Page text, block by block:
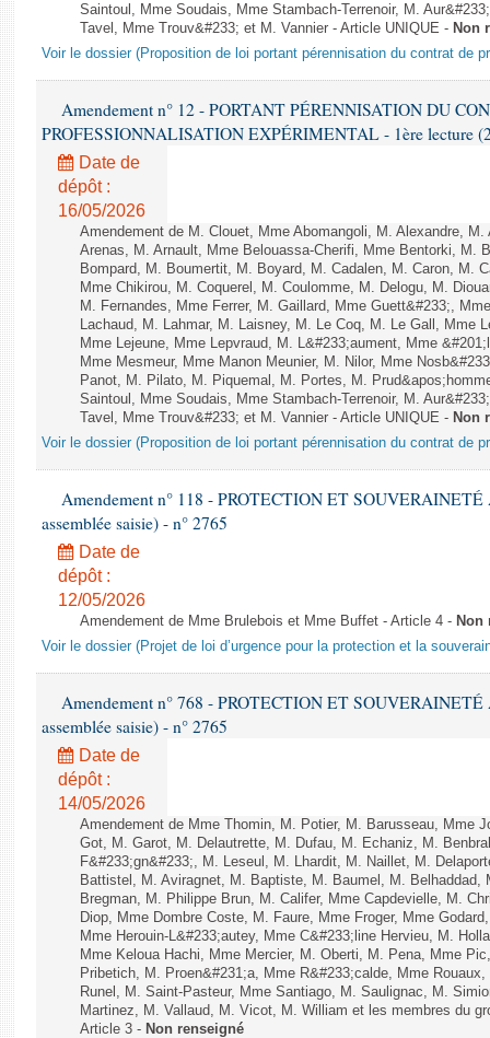
Dossiers législatifs
Budget et sécurité sociale
Questions écrites et orales
Saintoul, Mme Soudais, Mme Stambach-Terrenoir, M.
Tavel, Mme Trouv&#233; et M. Vannier - Article UNIQUE - Non
Voir le dossier (Proposition de loi portant pérennisation du contrat de
Amendement n° 12 - PORTANT PÉRENNISATION DU
PROFESSIONNALISATION EXPÉRIMENTAL - 1ère lecture
Date de
dépôt :
16/05/2026
Amendement de M. Clouet, Mme Abomangoli, M. Alexandre,
Arenas, M. Arnault, Mme Belouassa-Cherifi, Mme Bentorki, M.
Bompard, M. Boumertit, M. Boyard, M. Cadalen, M. Caron, M.
Mme Chikirou, M. Coquerel, M. Coulomme, M. Delogu, M.
M. Fernandes, Mme Ferrer, M. Gaillard, Mme Guett&#233;,
Lachaud, M. Lahmar, M. Laisney, M. Le Coq, M. Le Gall, Mme
Mme Lejeune, Mme Lepvraud, M. L&#233;aument, Mme
Mme Mesmeur, Mme Manon Meunier, M. Nilor, Mme
Panot, M. Pilato, M. Piquemal, M. Portes, M.
Saintoul, Mme Soudais, Mme Stambach-Terrenoir, M.
Tavel, Mme Trouv&#233; et M. Vannier - Article UNIQUE - Non
Voir le dossier (Proposition de loi portant pérennisation du contrat de
Amendement n° 118 - PROTECTION ET SOUVERAINETÉ
assemblée saisie) - n° 2765
Date de
dépôt :
12/05/2026
Amendement de Mme Brulebois et Mme Buffet - Article 4 - Non
Voir le dossier (Projet de loi d’urgence pour la protection et la
Amendement n° 768 - PROTECTION ET SOUVERAINETÉ
assemblée saisie) - n° 2765
Date de
dépôt :
14/05/2026
Amendement de Mme Thomin, M. Potier, M. Barusseau, Mme
Got, M. Garot, M. Delautrette, M. Dufau, M. Echaniz, M.
F&#233;gn&#233;, M. Leseul, M. Lhardit, M. Naillet, M.
Battistel, M. Aviragnet, M. Baptiste, M. Baumel, M. Belhaddad,
Bregman, M. Philippe Brun, M. Califer, Mme Capdevielle, M.
Diop, Mme Dombre Coste, M. Faure, Mme Froger, Mme
Mme Herouin-L&#233;autey, Mme C&#233;line Hervieu, M.
Mme Keloua Hachi, Mme Mercier, M. Oberti, M. Pena, Mme
Pribetich, M. Proen&#231;a, Mme R&#233;calde, Mme
Runel, M. Saint-Pasteur, Mme Santiago, M. Saulignac, M.
Martinez, M. Vallaud, M. Vicot, M. William et les membres du
Article 3 - Non renseigné